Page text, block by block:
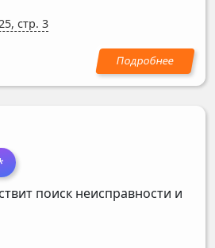
стр. 3
поиск неисправности и